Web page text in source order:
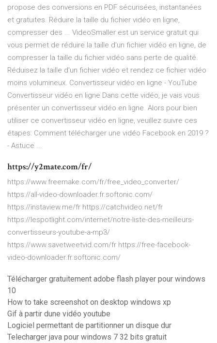
propose des conversions en PDF sécurisées, instantanées
et gratuites. Réduire la taille du fichier vidéo en ligne,
compresser des ... VideoSmaller est un service gratuit qui
vous permet de réduire la taille d'un fichier vidéo en ligne, de
compresser la taille du fichier vidéo sans perte de qualité.
Réduisez la taille d'un fichier vidéo et rendez ce fichier vidéo
moins volumineux. Convertisseur vidéo en ligne - YouTube
Convertisseur vidéo en ligne Dans cette vidéo, je vais vous
présenter un convertisseur vidéo en ligne. Alors pour bien
utiliser ce convertisseur vidéo en ligne, veuillez suivre ces
étapes: Comment télécharger une vidéo Facebook en 2019 ?
- Astuce ...
https://y2mate.com/fr/
https://www.freemake.com/fr/free_video_converter/
https://all-video-downloader.fr.softonic.com/
https://instaview.me/fr https://catchvideo.net/fr
https://lespotlight.com/internet/notre-liste-des-meilleurs-
convertisseurs-youtube-a-mp3/
https://www.savetweetvid.com/fr https://free-facebook-
video-downloader.fr.softonic.com/
Télécharger gratuitement adobe flash player pour windows
10
How to take screenshot on desktop windows xp
Gif à partir dune vidéo youtube
Logiciel permettant de partitionner un disque dur
Telecharger java pour windows 7 32 bits gratuit